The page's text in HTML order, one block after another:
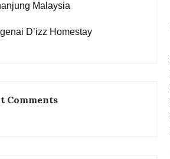
Malaysia
D’izz Homestay
Comments